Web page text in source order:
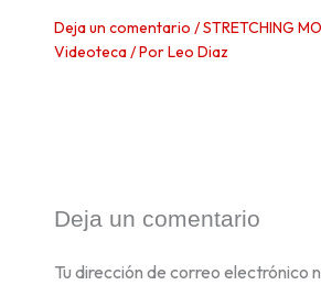
Deja un comentario /STRETCHING
Videoteca/ PorLeo Diaz
Deja un comentario
Tu dirección de correo electrónico